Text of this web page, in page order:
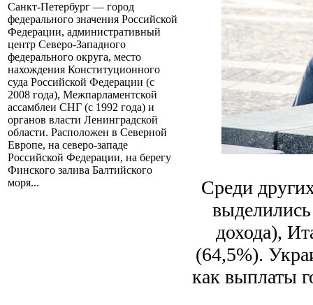
Санкт-Петербург — город
федерального значения Российской
Федерации, административный
центр Северо-Западного
федерального округа, место
нахождения Конституционного
суда Российской Федерации (с
2008 года), Межпарламентской
ассамблеи СНГ (с 1992 года) и
органов власти Ленинградской
области. Расположен в Северной
Европе, на северо-западе
Российской Федерации, на берегу
Финского залива Балтийского
моря...
Среди
дохода),
(64,5%).
как выплаты